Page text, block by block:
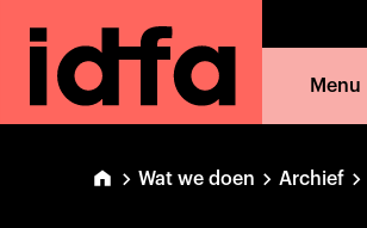
Menu
Wat we doen Archief